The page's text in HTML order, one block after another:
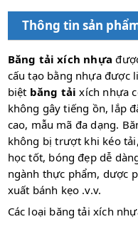
Thông tin sản
Băng tải xích nhựa
cấu tạo bằng nhựa được
biệt băng tải xích nhựa
không gây tiếng ồn, lắp
cao, mẫu mã đa dạng.
không bị trượt khi kéo
học tốt, bóng đẹp dễ
ngành thực phẩm, dược
xuất bánh kẹo .v.v.
Các loại băng tải xích